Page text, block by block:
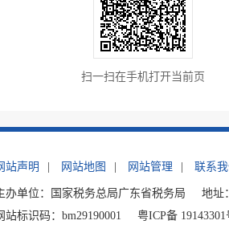
扫一扫在手机打开当前页
站声明 网站地图 网站管理 联系我
办单位：国家税务总局广东省税务局
地址
站标识码：bm29190001
粤ICP备 19143301